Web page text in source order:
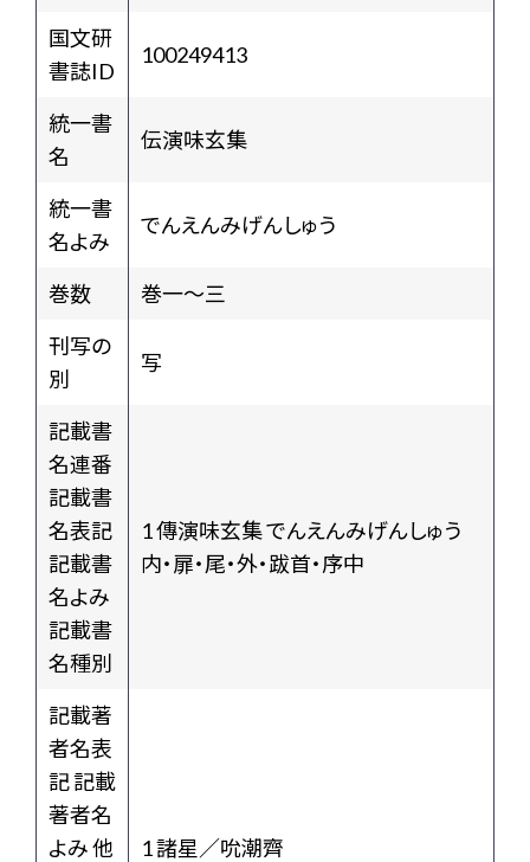
国文研
書誌ID
100249413
統一書
名
伝演味玄集
統一書
名よみ
でんえんみげんしゅう
巻数
巻一～三
刊写の
別
写
記載書
名連番
記載書
名表記
記載書
名よみ
記載書
名種別
1 傳演味玄集 でんえんみげんしゅう
内・扉・尾・外・跋首・序中
記載著
者名表
記 記載
著者名
よみ 他
1 諸星／吮潮齊